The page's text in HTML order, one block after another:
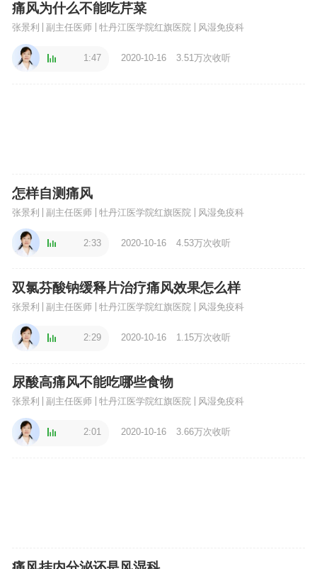
痛风为什么不能吃芹菜
张景利 副主任医师 牡丹江医学院红旗医院 风湿免疫科
1:47 2020-10-16 3.51万次收听
怎样自测痛风
张景利 副主任医师 牡丹江医学院红旗医院 风湿免疫科
2:33 2020-10-16 4.53万次收听
双氯芬酸钠缓释片治疗痛风效果怎么样
张景利 副主任医师 牡丹江医学院红旗医院 风湿免疫科
2:29 2020-10-16 1.15万次收听
尿酸高痛风不能吃哪些食物
张景利 副主任医师 牡丹江医学院红旗医院 风湿免疫科
2:01 2020-10-16 3.66万次收听